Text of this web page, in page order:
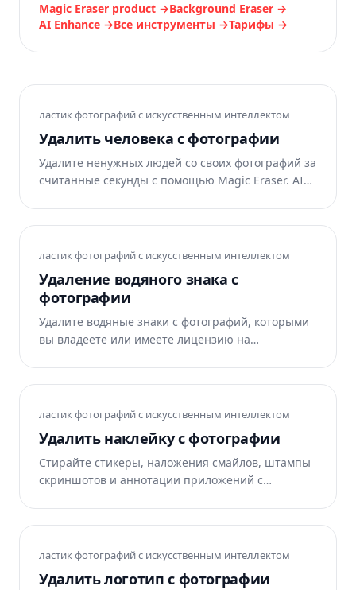
Magic Eraser product →Background Eraser →
AI Enhance →Все инструменты →Тарифы →
ластик фотографий с искусственным интеллектом
Удалить человека с фотографии
Удалите ненужных людей со своих фотографий за
считанные секунды с помощью Magic Eraser. AI
ластик фотографий с искусственным интеллектом
Удаление водяного знака с
фотографии
Удалите водяные знаки с фотографий, которыми
вы владеете или имеете лицензию на
прочтите руководство по лицензии.
ластик фотографий с искусственным интеллектом
Удалить наклейку с фотографии
Стирайте стикеры, наложения смайлов, штампы
скриншотов и аннотации приложений с
ластик фотографий с искусственным интеллектом
Удалить логотип с фотографии